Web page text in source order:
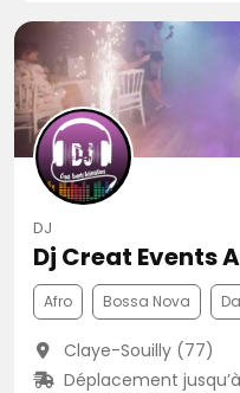
DJ
Dj Creat Events
Afro Bossa Nova
Claye-Souilly (77)
Déplacement